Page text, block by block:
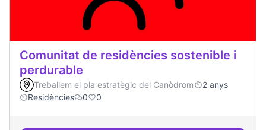
Comunitat de residències sostenible i
perdurable
Treballem el pla estratègic del Canòdrom
2 anys
Residències
0 0